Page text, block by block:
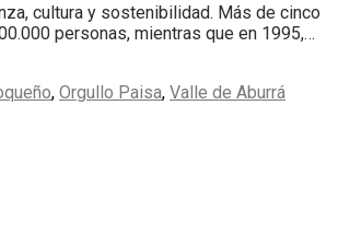
cultura y sostenibilidad. Más de cinco
personas, mientras que en 1995,…
, Orgullo Paisa, Valle de Aburrá